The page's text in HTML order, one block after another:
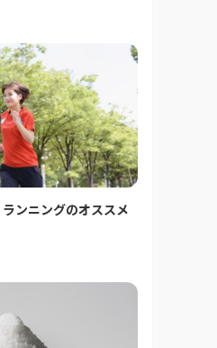
ランニングのオススメ